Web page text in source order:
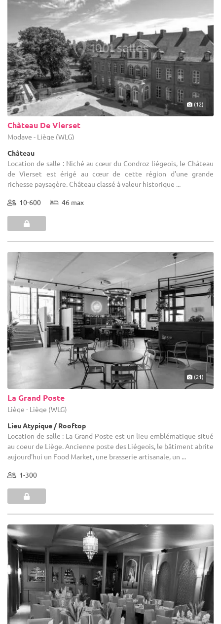
(12)
Château De Vierset
Modave - Liège (WLG)
Château
Location de salle : Niché au cœur du Condroz liégeois, le Château
de Vierset est érigé au cœur de cette région d'une grande
richesse paysagère. Château classé à valeur historique ...
10-600 46 max
(21)
La Grand Poste
Liège - Liège (WLG)
Lieu Atypique / Rooftop
Location de salle : La Grand Poste est un lieu emblématique situé
au coeur de Liège. Ancienne poste des Liégeois, le bâtiment abrite
aujourd'hui un Food Market, une brasserie artisanale, un ...
1-300